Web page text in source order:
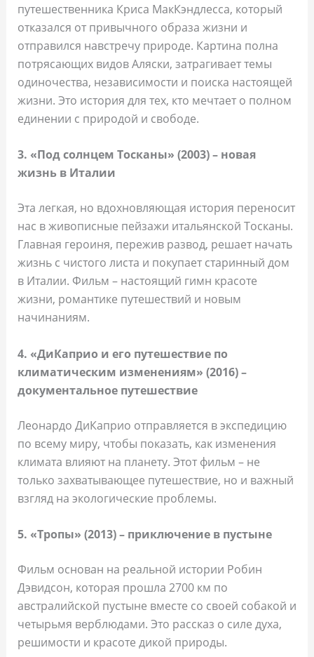
путешественника Криса МакКэндлесса, который
отказался от привычного образа жизни и
отправился навстречу природе. Картина полна
потрясающих видов Аляски, затрагивает темы
одиночества, независимости и поиска настоящей
жизни. Это история для тех, кто мечтает о полном
единении с природой и свободе.
3. «Под солнцем Тосканы» (2003) – новая
жизнь в Италии
Эта легкая, но вдохновляющая история переносит
нас в живописные пейзажи итальянской Тосканы.
Главная героиня, пережив развод, решает начать
жизнь с чистого листа и покупает старинный дом
в Италии. Фильм – настоящий гимн красоте
жизни, романтике путешествий и новым
начинаниям.
4. «ДиКаприо и его путешествие по
климатическим изменениям» (2016) –
документальное путешествие
Леонардо ДиКаприо отправляется в экспедицию
по всему миру, чтобы показать, как изменения
климата влияют на планету. Этот фильм – не
только захватывающее путешествие, но и важный
взгляд на экологические проблемы.
5. «Тропы» (2013) – приключение в пустыне
Фильм основан на реальной истории Робин
Дэвидсон, которая прошла 2700 км по
австралийской пустыне вместе со своей собакой и
четырьмя верблюдами. Это рассказ о силе духа,
решимости и красоте дикой природы.